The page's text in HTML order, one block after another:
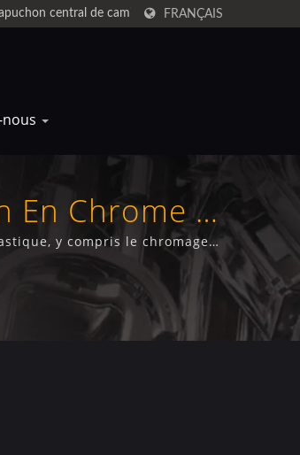
FRANÇAIS
En Chrome |
y compris le chromage
simulateurs de roue de